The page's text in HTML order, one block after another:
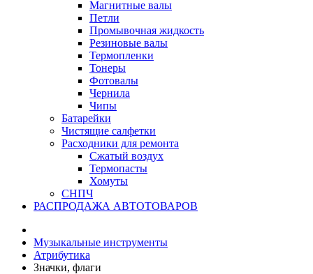
Магнитные валы
Петли
Промывочная жидкость
Резиновые валы
Термопленки
Тонеры
Фотовалы
Чернила
Чипы
Батарейки
Чистящие салфетки
Расходники для ремонта
Сжатый воздух
Термопасты
Хомуты
СНПЧ
РАСПРОДАЖА АВТОТОВАРОВ
Музыкальные инструменты
Атрибутика
Значки, флаги